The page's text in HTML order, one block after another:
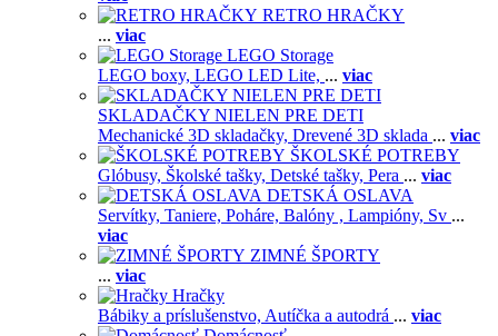
RETRO HRAČKY
... viac
LEGO Storage
LEGO boxy, LEGO LED Lite, ... viac
SKLADAČKY NIELEN PRE DETI
Mechanické 3D skladačky, Drevené 3D sklada ... viac
ŠKOLSKÉ POTREBY
Glóbusy, Školské tašky, Detské tašky, Pera ... viac
DETSKÁ OSLAVA
Servítky, Taniere, Poháre, Balóny , Lampióny, Sv ...
viac
ZIMNÉ ŠPORTY
... viac
Hračky
Bábiky a príslušenstvo, Autíčka a autodrá ... viac